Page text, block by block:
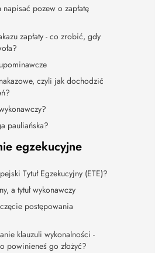
napisać pozew o zapłatę
zapłaty - co zrobić, gdy
czyli jak dochodzić
pauliańska?
egzekucyjne
Tytuł Egzekucyjny (ETE)?
a tytuł wykonawczy
postępowania
klauzuli wykonalności -
powinieneś go złożyć?